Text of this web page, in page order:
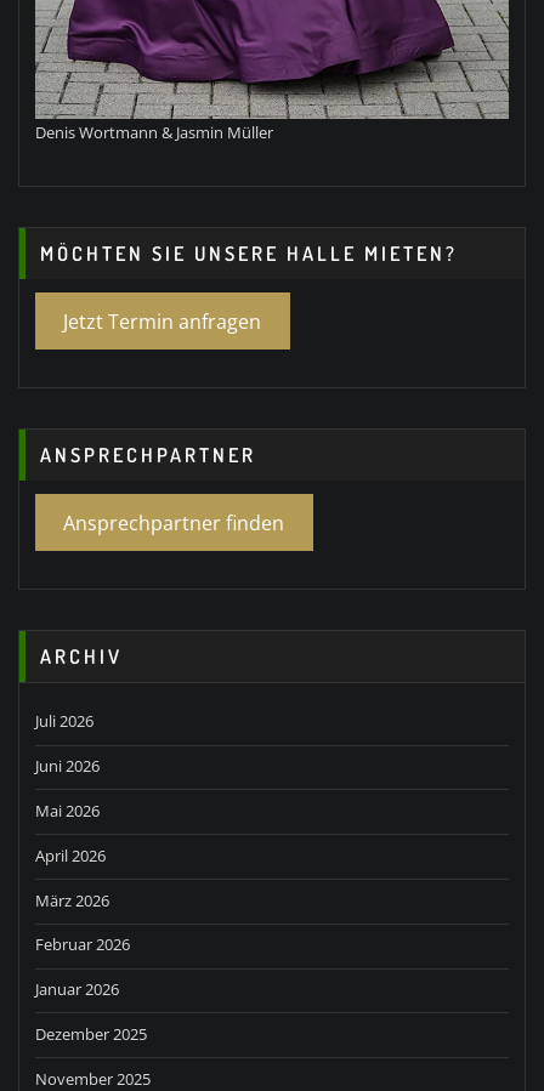
Denis Wortmann & Jasmin Müller
MÖCHTEN SIE UNSERE HALLE MIETEN?
Jetzt Termin anfragen
ANSPRECHPARTNER
Ansprechpartner finden
ARCHIV
Juli 2026
Juni 2026
Mai 2026
April 2026
März 2026
Februar 2026
Januar 2026
Dezember 2025
November 2025